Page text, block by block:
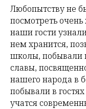
Любопытству не
посмотреть очень
наши гости
нем хранится,
школы, побывали
славы,
нашего народа в
побывали в
учатся